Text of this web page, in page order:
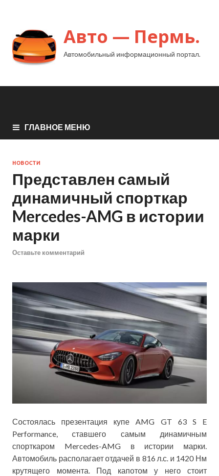
Авто — Пермь.
Автомобильный информационный портал.
ГЛАВНОЕ МЕНЮ
НОВОСТИ
Представлен самый
динамичный спорткар
Mercedes-AMG в истории
марки
Оставьте комментарий
Состоялась презентация купе AMG GT 63 S E
Performance, ставшего самым динамичным
спорткаром Mercedes-AMG в истории марки.
Автомобиль располагает отдачей в 816 л.с. и 1420 Нм
крутящего момента. Под капотом у него стоит